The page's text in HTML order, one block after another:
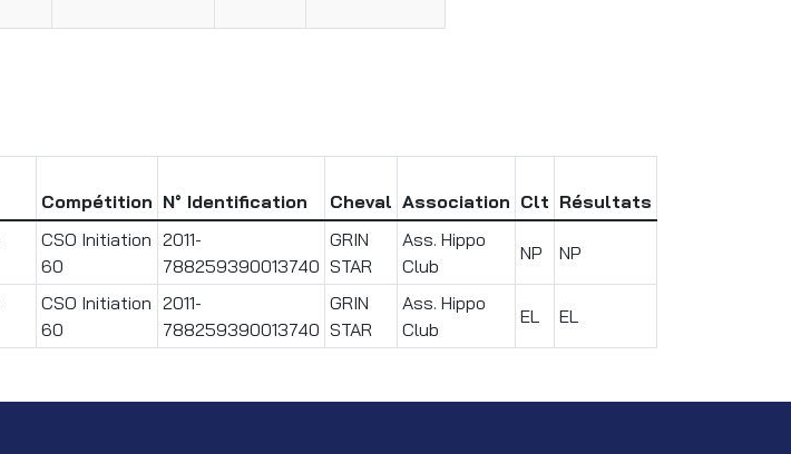
Compétition N° Identification Cheval Association Clt Résultats
CSO Initiation
60
2011-
788259390013740
GRIN
STAR
Ass. Hippo
Club
NP NP
CSO Initiation
60
2011-
788259390013740
GRIN
STAR
Ass. Hippo
Club
EL EL